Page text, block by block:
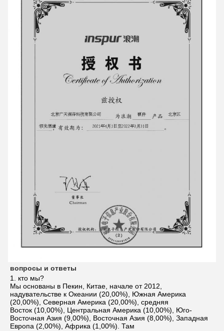
вопросы и ответы
1. кто мы?
Мы основаны в Пекин, Китае, начале от 2012,
надувательстве к Океании (20,00%), Южная Америка
(20,00%), Северная Америка (20,00%), средняя
Восток (10,00%), Центральная Америка (10,00%), Юго-
Восточная Азия (9,00%), Восточная Азия (8,00%), Западная
Европа (2,00%), Африка (1,00%). Там